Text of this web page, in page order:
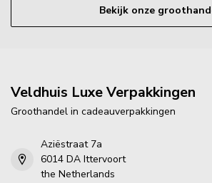
Bekijk onze
Veldhuis Luxe Verpakkingen
Groothandel in cadeauverpakkingen
Aziëstraat 7a
6014 DA Ittervoort
the Netherlands